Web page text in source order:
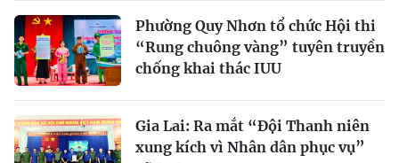
Phường Quy Nhơn tổ chức Hội thi
“Rung chuông vàng” tuyên truyền
chống khai thác IUU
Gia Lai: Ra mắt “Đội Thanh niên
xung kích vì Nhân dân phục vụ”